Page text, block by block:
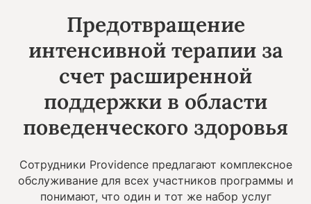
Предотвращение
интенсивной терапии за
счет расширенной
поддержки в области
поведенческого здоровья
Сотрудники Providence предлагают комплексное
обслуживание для всех участников программы и
понимают, что один и тот же набор услуг